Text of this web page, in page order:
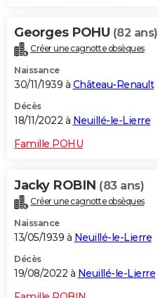
Georges POHU (82 ans)
Créer une cagnotte obsèques
Naissance
30/11/1939 à Château-Renault
Décès
18/11/2022 à Neuillé-le-Lierre
Famille POHU
Jacky ROBIN (83 ans)
Créer une cagnotte obsèques
Naissance
13/05/1939 à Neuillé-le-Lierre
Décès
19/08/2022 à Neuillé-le-Lierre